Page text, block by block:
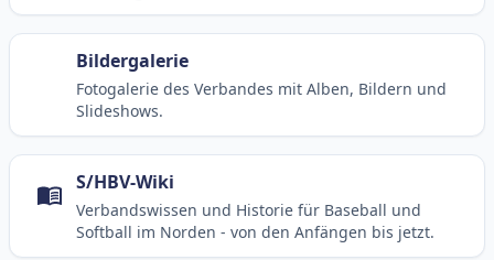
Bildergalerie
Fotogalerie des Verbandes mit Alben, Bildern und
Slideshows.
S/HBV-Wiki
Verbandswissen und Historie für Baseball und
Softball im Norden - von den Anfängen bis jetzt.